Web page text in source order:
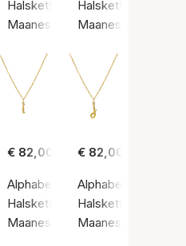
/ Sterling zilver 925
Gouden kleur / Verguld
Halsketting, Zilvere kleur /
Maanesten
Halsketting,
Maanesten
/ Verguld sterlingzilver 925
H
kleur / Sterling zilver 925
€ 82,00
Alphabet Necklace I
Halsketting, Gouden kleur /
Maanesten
€ 82,00
Alphabet Necklace
Halsketting,
Maanesten